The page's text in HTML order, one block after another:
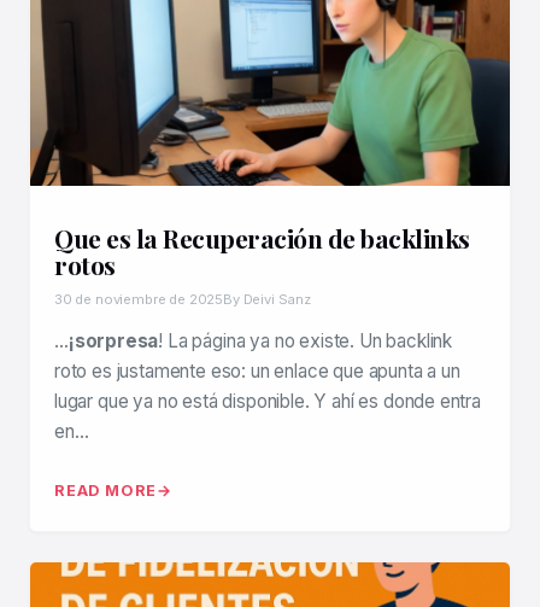
Que es la Recuperación de backlinks
rotos
30 de noviembre de 2025By Deivi Sanz
…¡sorpresa! La página ya no existe. Un backlink
roto es justamente eso: un enlace que apunta a un
lugar que ya no está disponible. Y ahí es donde entra
en…
READ MORE